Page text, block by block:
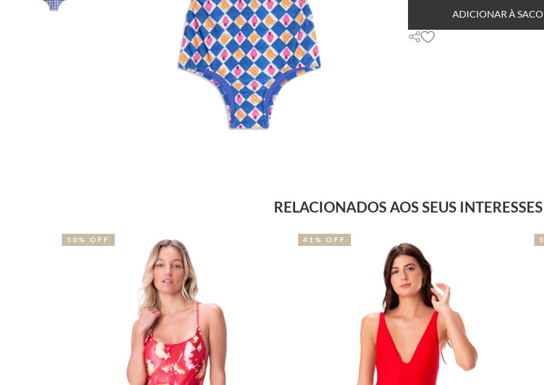
ADICIONAR À
RELACIONADOS AOS SEUS INTERESSES
50% OFF 41% OFF